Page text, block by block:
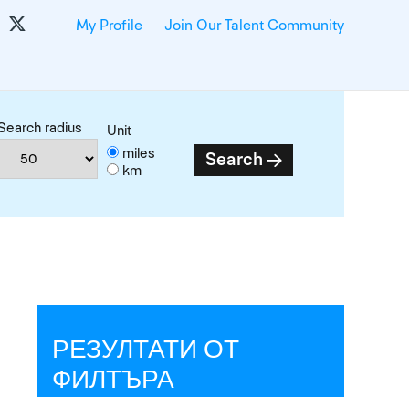
My Profile Join Our Talent Community
radius
Unit
miles
km
Search
РЕЗУЛТАТИ ОТ
ФИЛТЪРА